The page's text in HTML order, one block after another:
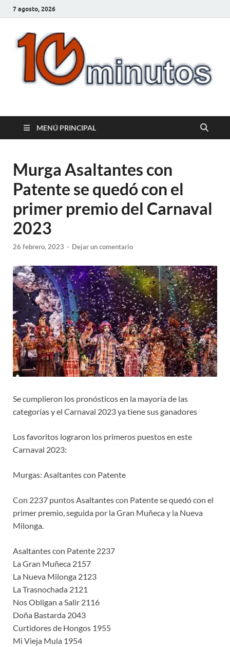
7 agosto, 2026
10minutos.com.uy
MENÚ PRINCIPAL
Murga Asaltantes con
Patente se quedó con el
primer premio del Carnaval
2023
26 febrero, 2023 - Dejar un comentario
Se cumplieron los pronósticos en la mayoría de las
categorías y el Carnaval 2023 ya tiene sus ganadores
Los favoritos lograron los primeros puestos en este
Carnaval 2023:
Murgas: Asaltantes con Patente
Con 2237 puntos Asaltantes con Patente se quedó con el
primer premio, seguida por la Gran Muñeca y la Nueva
Milonga.
Asaltantes con Patente 2237
La Gran Muñeca 2157
La Nueva Milonga 2123
La Trasnochada 2121
Nos Obligan a Salir 2116
Doña Bastarda 2043
Curtidores de Hongos 1955
Mi Vieja Mula 1954